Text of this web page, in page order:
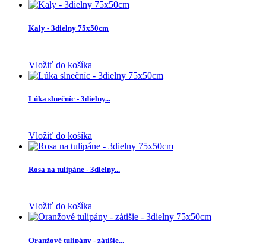
Kaly - 3dielny 75x50cm
Vložiť do košíka
Lúka slnečníc - 3dielny...
Vložiť do košíka
Rosa na tulipáne - 3dielny...
Vložiť do košíka
Oranžové tulipány - zátišie...